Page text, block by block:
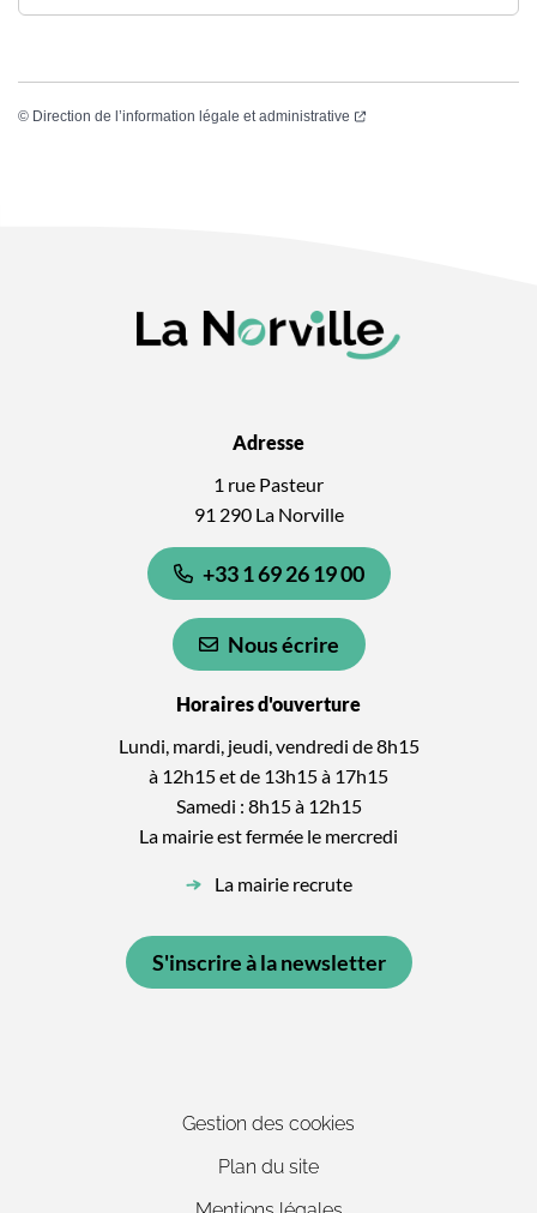
© Direction de l’information légale et administrative (ouverture dans un
Adresse
1 rue Pasteur
91 290 La Norville
+33 1 69 26 19 00
Nous écrire
Horaires d'ouverture
Lundi, mardi, jeudi, vendredi de 8h15
à 12h15 et de 13h15 à 17h15
Samedi : 8h15 à 12h15
La mairie est fermée le mercredi
La mairie recrute
S'inscrire à la newsletter
Gestion des cookies
Plan du site